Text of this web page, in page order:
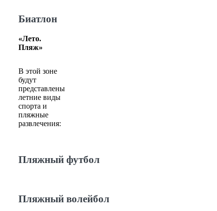
Биатлон
«Лето.
Пляж»
В этой зоне
будут
представлены
летние виды
спорта и
пляжные
развлечения:
Пляжный футбол
Пляжный волейбол